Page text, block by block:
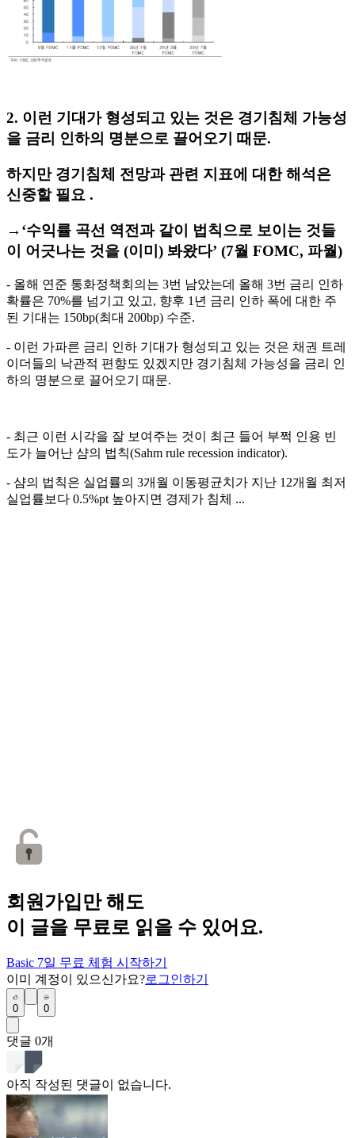
2. 이런 기대가 형성되고 있는 것은 경기침체 가능성
을 금리 인하의 명분으로 끌어오기 때문.
하지만 경기침체 전망과 관련 지표에 대한 해석은
신중할 필요 .
→‘수익률 곡선 역전과 같이 법칙으로 보이는 것들
이 어긋나는 것을 (이미) 봐왔다’ (7월 FOMC, 파월)
- 올해 연준 통화정책회의는 3번 남았는데 올해 3번 금리 인하
확률은 70%를 넘기고 있고, 향후 1년 금리 인하 폭에 대한 주
된 기대는 150bp(최대 200bp) 수준.
- 이런 가파른 금리 인하 기대가 형성되고 있는 것은 채권 트레
이더들의 낙관적 편향도 있겠지만 경기침체 가능성을 금리 인
하의 명분으로 끌어오기 때문.
- 최근 이런 시각을 잘 보여주는 것이 최근 들어 부쩍 인용 빈
도가 늘어난 샴의 법칙(Sahm rule recession indicator).
- 샴의 법칙은 실업률의 3개월 이동평균치가 지난 12개월 최저
실업률보다 0.5%pt 높아지면 경제가 침체 ...
회원가입만 해도
이 글을 무료로 읽을 수 있어요.
Basic 7일 무료 체험 시작하기
이미 계정이 있으신가요?로그인하기
0 0
댓글 0개
아직 작성된 댓글이 없습니다.